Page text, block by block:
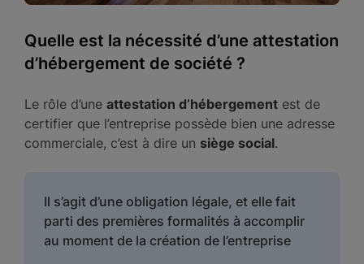
Quelle est la nécessité d’une attestation
d’hébergement de société ?
Le rôle d’une attestation d’hébergement est de
certifier que l’entreprise possède bien une adresse
commerciale, c’est à dire un siège social.
Il s’agit d’une obligation légale, et elle fait
parti des premières formalités à accomplir
au moment de la création de l’entreprise